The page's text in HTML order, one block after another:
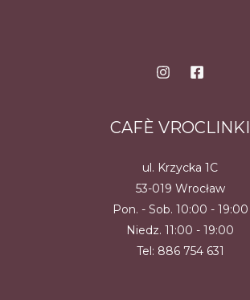
CAFÈ VROCLINKI
ul. Krzycka 1C
53-019 Wrocław
Pon. - Sob. 10:00 - 19:00
Niedz. 11:00 - 19:00
Tel: 886 754 631